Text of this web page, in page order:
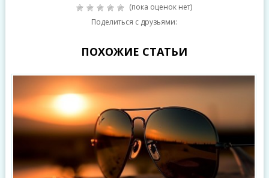
(пока оценок нет)
Поделиться с друзьями:
ПОХОЖИЕ СТАТЬИ